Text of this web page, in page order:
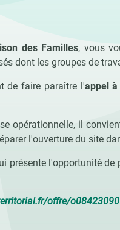
des Familles, vous
dont les groupes de
de faire paraître l'appel
opérationnelle, il
l'ouverture du site
présente l'opportunité
offre/